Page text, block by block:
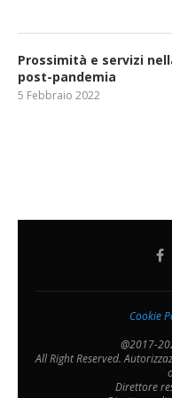
Prossimità e servizi
post-pandemia
5 Febbraio 2022
Cookie
@2017-
All Right Reserved.
Direttore